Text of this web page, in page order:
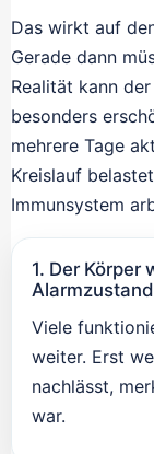
Das wirkt auf
Gerade dann
Realität kann
besonders
mehrere Tage
Kreislauf
Immunsystem
1. Der Körper
Alarmzustand
Viele
weiter. Erst
nachlässt,
war.